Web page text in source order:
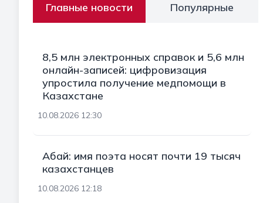
Главные новости Популярные
8,5 млн электронных справок и 5,6 млн
онлайн-записей: цифровизация
упростила получение медпомощи в
Казахстане
10.08.2026 12:30
Абай: имя поэта носят почти 19 тысяч
казахстанцев
10.08.2026 12:18